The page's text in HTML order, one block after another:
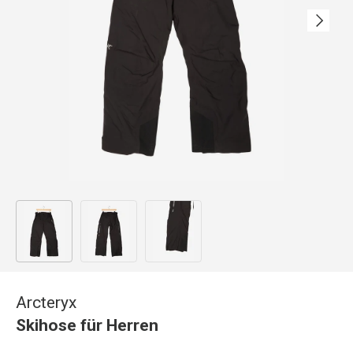
Nächste
Bild 1 in Galerieansicht laden
Arcteryx
Skihose für Herren